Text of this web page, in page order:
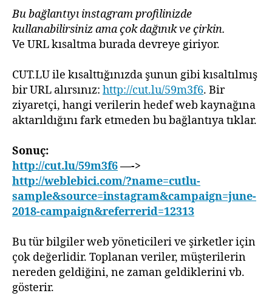
Bu bağlantıyı instagram profilinizde
kullanabilirsiniz ama çok dağınık ve çirkin.
Ve URL kısaltma burada devreye giriyor.
CUT.LU ile kısalttığınızda şunun gibi kısaltılmış
bir URL alırsınız: http://cut.lu/59m3f6. Bir
ziyaretçi, hangi verilerin hedef web kaynağına
aktarıldığını fark etmeden bu bağlantıya tıklar.
Sonuç:
http://cut.lu/59m3f6—->
http://weblebici.com/?name=cutlu-
sample&source=instagram&campaign=june-
2018-campaign&referrerid=12313
Bu tür bilgiler web yöneticileri ve şirketler için
çok değerlidir. Toplanan veriler, müşterilerin
nereden geldiğini, ne zaman geldiklerini vb.
gösterir.